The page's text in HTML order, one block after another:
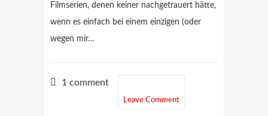
Filmserien, denen keiner nachgetrauert hätte,
wenn es einfach bei einem einzigen (oder
wegen mir…
1 comment
Leave Comment